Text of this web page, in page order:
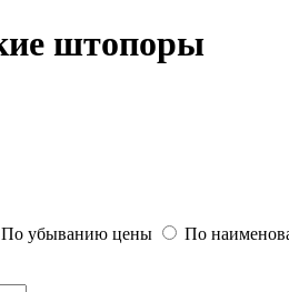
штопоры
По убыванию цены По